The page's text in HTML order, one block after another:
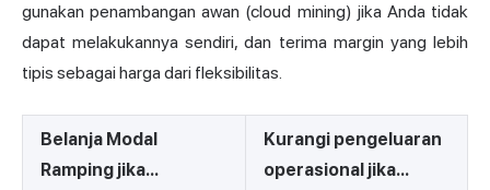
gunakan penambangan awan (cloud mining) jika Anda tidak
dapat melakukannya sendiri, dan terima margin yang lebih
tipis sebagai harga dari fleksibilitas.
Belanja Modal
Ramping jika...
Kurangi pengeluaran
operasional jika...